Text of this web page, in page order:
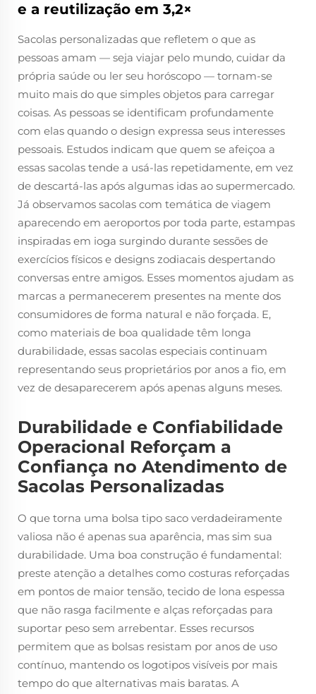
e a reutilização em 3,2×
Sacolas personalizadas que refletem o que as
pessoas amam — seja viajar pelo mundo, cuidar da
própria saúde ou ler seu horóscopo — tornam-se
muito mais do que simples objetos para carregar
coisas. As pessoas se identificam profundamente
com elas quando o design expressa seus interesses
pessoais. Estudos indicam que quem se afeiçoa a
essas sacolas tende a usá-las repetidamente, em vez
de descartá-las após algumas idas ao supermercado.
Já observamos sacolas com temática de viagem
aparecendo em aeroportos por toda parte, estampas
inspiradas em ioga surgindo durante sessões de
exercícios físicos e designs zodiacais despertando
conversas entre amigos. Esses momentos ajudam as
marcas a permanecerem presentes na mente dos
consumidores de forma natural e não forçada. E,
como materiais de boa qualidade têm longa
durabilidade, essas sacolas especiais continuam
representando seus proprietários por anos a fio, em
vez de desaparecerem após apenas alguns meses.
Durabilidade e Confiabilidade
Operacional Reforçam a
Confiança no Atendimento de
Sacolas Personalizadas
O que torna uma bolsa tipo saco verdadeiramente
valiosa não é apenas sua aparência, mas sim sua
durabilidade. Uma boa construção é fundamental:
preste atenção a detalhes como costuras reforçadas
em pontos de maior tensão, tecido de lona espessa
que não rasga facilmente e alças reforçadas para
suportar peso sem arrebentar. Esses recursos
permitem que as bolsas resistam por anos de uso
contínuo, mantendo os logotipos visíveis por mais
tempo do que alternativas mais baratas. A